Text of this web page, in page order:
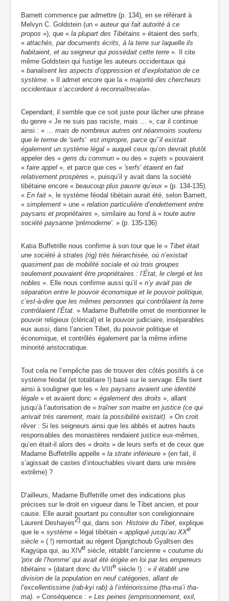
Barnett commence par admettre (p. 134), en se référant à
Melvyn C. Goldstein (un « auteur qui fait autorité à ce
propos »), que « la plupart des Tibétains » étaient des serfs,
« attachés, par documents écrits, à la terre sur laquelle ils
habitaient, et au seigneur qui possédait cette terre ». Il cite
même Goldstein qui fustige les auteurs occidentaux qui
« banalisent les aspects d’oppression et d’exploitation de ce
système. » Il admet encore que la « majorité des chercheurs
occidentaux s’accordent à reconnaîtrecela».
Cependant, il semble que ce soit juste pour lâcher une phrase
du genre « Je ne suis pas raciste, mais … », car il continue
ainsi : « … mais de nombreux autres ont néanmoins soutenu
que le terme de 'serfs' est impropre, parce qu’’il existait
également un système légal » auquel ceux qu’on devrait plutôt
appeler des « gens du commun » ou des « sujets » pouvaient
« faire appel », et parce que ces « 'serfs' étaient en fait
relativement prospères », puisqu’il y avait dans la société
tibétaine encore « beaucoup plus pauvre qu’eux » (p. 134-135).
« En fait », le système féodal tibétain aurait été, selon Barnett,
« simplement » une « relation particulière d’endettement entre
paysans et propriétaires », similaire au fond à « toute autre
société paysanne 'prémoderne'. » (p. 135-136)
Katia Buffetrille nous confirme à son tour que le « Tibet était
une société à strates (rig) très hiérarchisée, où n’existait
quasiment pas de mobilité sociale et où trois groupes
seulement pouvaient être propriétaires : l’État, le clergé et les
nobles ». Elle nous confirme aussi qu’il « n’y avait pas de
séparation entre le pouvoir économique et le pouvoir politique,
c’est-à-dire que les mêmes personnes qui contrôlaient la terre
contrôlaient l’État. » Madame Buffetrille omet de mentionner le
pouvoir religieux (clérical) et le pouvoir judiciaire, inséparables
eux aussi, dans l’ancien Tibet, du pouvoir politique et
économique, et contrôlés également par la même infime
minorité aristocratique.
Tout cela ne l’empêche pas de trouver des côtés positifs à ce
système féodal (et totalitaire !) basé sur le servage. Elle tient
ainsi à souligner que les « les paysans avaient une identité
légale » et avaient donc « également des droits », allant
jusqu’à l’autorisation de « traîner son maitre en justice (ce qui
arrivait très rarement, mais la possibilité existait). » On croit
rêver : Si les seigneurs ainsi que les abbés et autres hauts
responsables des monastères rendaient justice eux-mêmes,
qu’en était-il alors des « droits » de leurs serfs et de ceux que
Madame Buffetrille appelle « la strate inférieure » (en fait, il
s’agissait de castes d’intouchables vivant dans une misère
extrême) ?
D’ailleurs, Madame Buffetrille omet des indications plus
précises sur le droit en vigueur dans le Tibet ancien, et pour
cause. Elle aurait pourtant pu consulter son coreligionnaire
Laurent Deshayes2) qui, dans son Histoire du Tibet, explique
que le « système » légal tibétain « appliqué jusqu’au XXe
siècle » ( !) remontait au régent Djangtchoub Gyaltsen des
Kagyüpa qui, au XIVe siècle, rétablit l’ancienne « coutume du
'prix de l’homme' qui avait été érigée en loi par les empereurs
tibétains » (datant donc du VIII e siècle !) : « il établit une
division de la population en neuf catégories, allant de
l’excellentissime (rab-kyi rab) à l’infériorissime (tha-ma’i tha-
ma). » Conséquence : « Les peines (emprisonnement, exil,